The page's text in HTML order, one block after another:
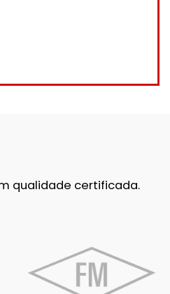
qualidade certificada.